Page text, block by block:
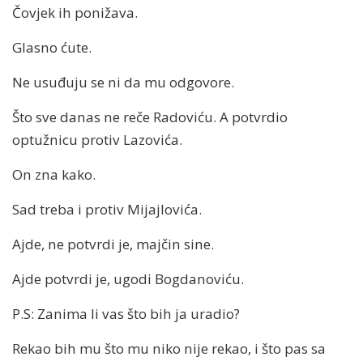
Čovjek ih ponižava.
Glasno ćute.
Ne usuđuju se ni da mu odgovore.
Što sve danas ne reče Radoviću. A potvrdio
optužnicu protiv Lazovića.
On zna kako.
Sad treba i protiv Mijajlovića.
Ajde, ne potvrdi je, majčin sine.
Ajde potvrdi je, ugodi Bogdanoviću.
P.S: Zanima li vas što bih ja uradio?
Rekao bih mu što mu niko nije rekao, i što pas sa